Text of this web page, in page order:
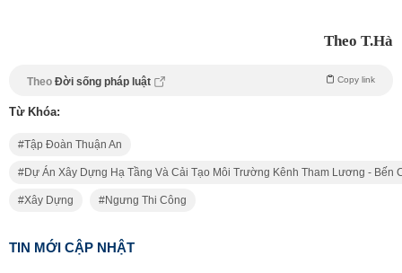
Theo T.Hà
Theo Đời sống pháp luật Copy link
Từ Khóa:
Tập Đoàn Thuận An
Dự Án Xây Dựng Hạ Tầng Và Cải Tạo Môi Trường Kênh Tham Lương - Bến
Xây Dựng Ngưng Thi Công
TIN MỚI CẬP NHẬT